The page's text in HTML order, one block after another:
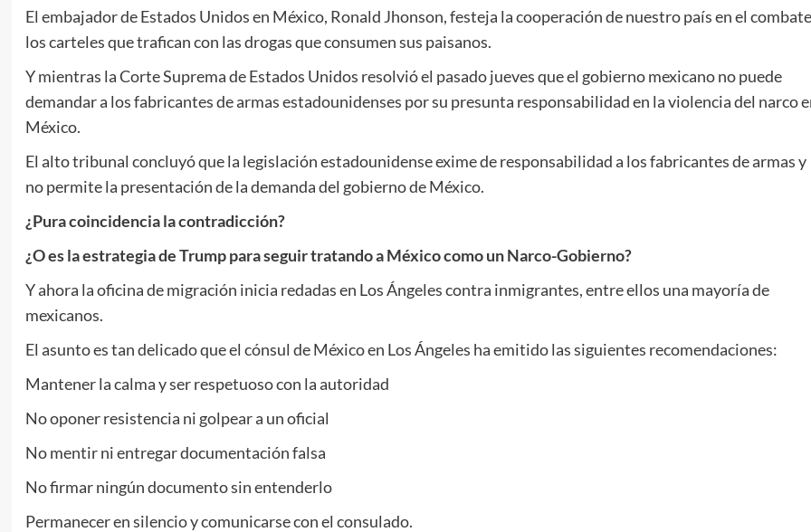
El embajador de Estados Unidos en México, Ronald Jhonson, festeja la cooperación de nuestro país en el
los carteles que trafican con las drogas que consumen sus paisanos.
Y mientras la Corte Suprema de Estados Unidos resolvió el pasado jueves que el gobierno mexicano no puede
demandar a los fabricantes de armas estadounidenses por su presunta responsabilidad en la violencia del narco
México.
El alto tribunal concluyó que la legislación estadounidense exime de responsabilidad a los fabricantes de armas y
no permite la presentación de la demanda del gobierno de México.
¿Pura coincidencia la contradicción?
¿O es la estrategia de Trump para seguir tratando a México como un Narco-Gobierno?
Y ahora la oficina de migración inicia redadas en Los Ángeles contra inmigrantes, entre ellos una mayoría de
mexicanos.
El asunto es tan delicado que el cónsul de México en Los Ángeles ha emitido las siguientes recomendaciones:
Mantener la calma y ser respetuoso con la autoridad
No oponer resistencia ni golpear a un oficial
No mentir ni entregar documentación falsa
No firmar ningún documento sin entenderlo
Permanecer en silencio y comunicarse con el consulado.